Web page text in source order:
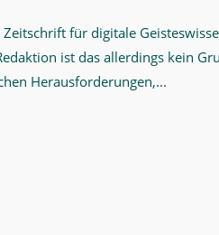
für digitale
ist das allerdings kein
Herausforderungen,...